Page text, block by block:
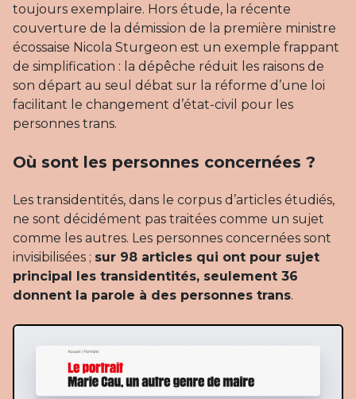
toujours exemplaire. Hors étude, la récente
couverture de la démission de la première ministre
écossaise Nicola Sturgeon est un exemple frappant
de simplification : la dépêche réduit les raisons de
son départ au seul débat sur la réforme d’une loi
facilitant le changement d’état-civil pour les
personnes trans.
Où sont les personnes concernées ?
Les transidentités, dans le corpus d’articles étudiés,
ne sont décidément pas traitées comme un sujet
comme les autres. Les personnes concernées sont
invisibilisées ; sur 98 articles qui ont pour sujet
principal les transidentités, seulement 36
donnent la parole à des personnes trans.